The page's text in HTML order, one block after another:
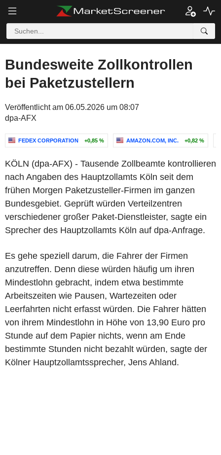
Bundesweite Zollkontrollen
bei Paketzustellern
Veröffentlicht am 06.05.2026 um 08:07
dpa-AFX
FEDEX CORPORATION +0,85 % AMAZON.COM, INC. +0,82 %
KÖLN (dpa-AFX) - Tausende Zollbeamte kontrollieren
nach Angaben des Hauptzollamts Köln seit dem
frühen Morgen Paketzusteller-Firmen im ganzen
Bundesgebiet. Geprüft würden Verteilzentren
verschiedener großer Paket-Dienstleister, sagte ein
Sprecher des Hauptzollamts Köln auf dpa-Anfrage.
Es gehe speziell darum, die Fahrer der Firmen
anzutreffen. Denn diese würden häufig um ihren
Mindestlohn gebracht, indem etwa bestimmte
Arbeitszeiten wie Pausen, Wartezeiten oder
Leerfahrten nicht erfasst würden. Die Fahrer hätten
von ihrem Mindestlohn in Höhe von 13,90 Euro pro
Stunde auf dem Papier nichts, wenn am Ende
bestimmte Stunden nicht bezahlt würden, sagte der
Kölner Hauptzollamtssprecher, Jens Ahland.